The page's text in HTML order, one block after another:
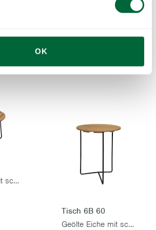
OK
Geölte Eiche mit schwarzem Gestell
Tisch 6B 60
Geölte Eiche mit schwarzem Gestell